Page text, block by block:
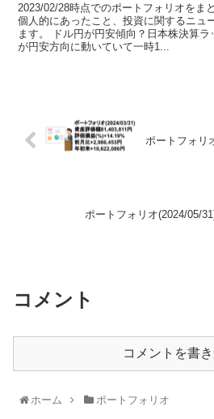
2023/02/28時点でのポートフォリオをま
個人的にあったこと、投資に関するニュ
ます。 ドル円が円安傾向？日本株決算
が円安方向に動いていて一時1...
ポートフォリ
ポートフォリオ(2024/05/
コメント
コメントを書
ホーム ポートフォリオ